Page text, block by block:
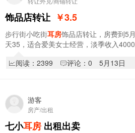
饰品店转让 ￥3.5
步行街小吃街耳房饰品店转让，房费到5
天35，适合爱美女士经营，淡季收入
阅读：2399
评论：0 5月13日
游客
房产/出租
七小耳房 出租出卖